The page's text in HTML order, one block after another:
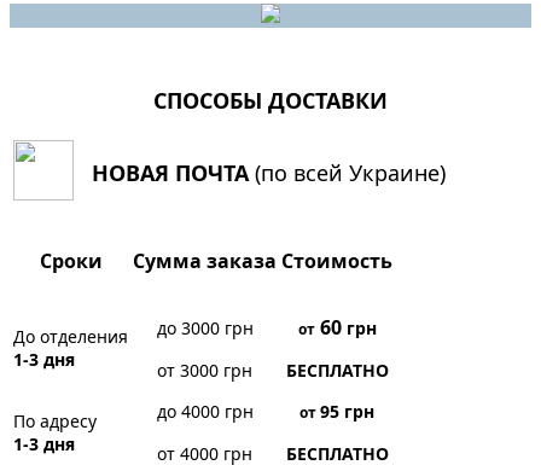
СПОСОБЫ ДОСТАВКИ
НОВАЯ ПОЧТА(по всей Украине)
Сроки Сумма заказа Стоимость
До отделения
1-3 дня
до 3000 грн от60грн
от 3000 грн
БЕСПЛАТНО
По адресу
1-3 дня
до 4000 грн от95 грн
от 4000 грн
БЕСПЛАТНО